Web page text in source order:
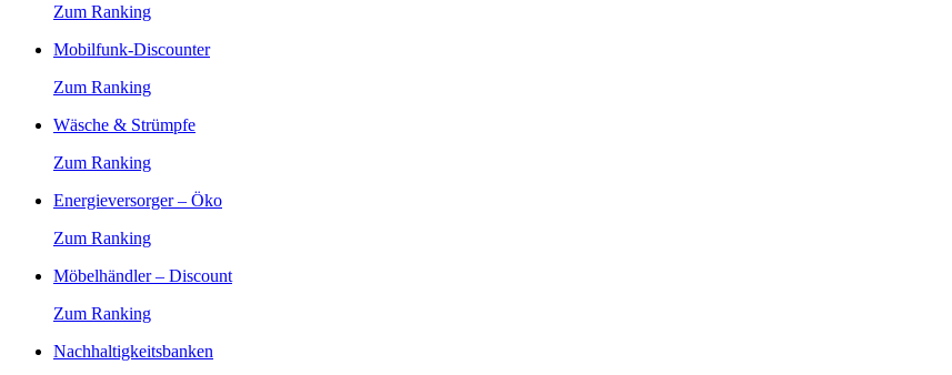
Zum Ranking
Mobilfunk-Discounter
Zum Ranking
Wäsche & Strümpfe
Zum Ranking
Energieversorger – Öko
Zum Ranking
Möbelhändler – Discount
Zum Ranking
Nachhaltigkeitsbanken